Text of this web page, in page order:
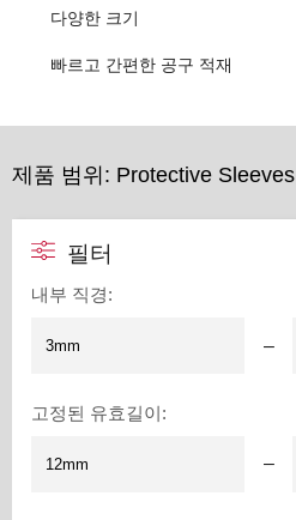
다양한 크기
빠르고 간편한 공구 적재
제품 범위: Protective Sleeves
필터
내부 직경:
–
고정된 유효길이:
–